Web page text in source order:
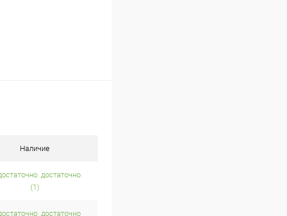
Наличие
достаточно
(1)
достаточно